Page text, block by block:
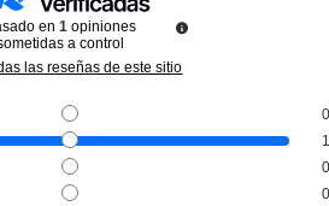
ANNE MOLLER
MOLLER ROSAGE
FIRMING MASK 50
ML
en 1 opiniones
a control
las reseñas de este sitio